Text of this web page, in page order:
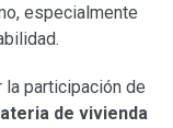
especialmente
la participación de
de vivienda